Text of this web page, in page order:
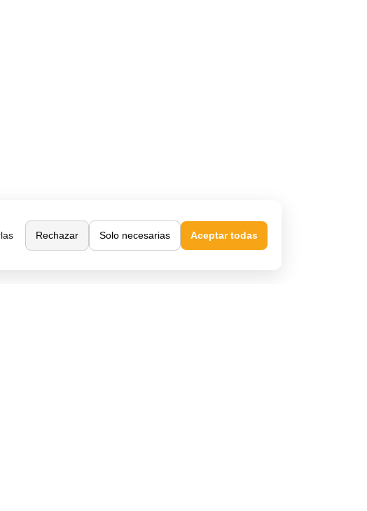
Confianza y seguridad
Rechazar Solo necesarias Aceptar todas